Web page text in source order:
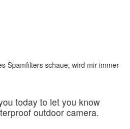
Spamfilters schaue, wird mir immer
today to let you know
outdoor camera.